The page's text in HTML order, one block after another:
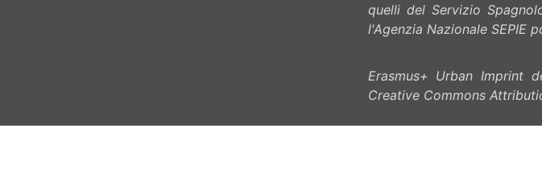
quelli del Servizio
l'Agenzia Nazionale SEPIE
Erasmus+ Urban Imprint
Creative Commons